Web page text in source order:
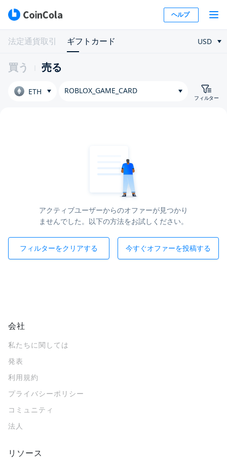
ヘルプ
法定通貨取引 ギフトカード USD
買う 売る
ETH ROBLOX_GAME_CARD
フィルター
アクティブユーザーからのオファーが見つかり
ませんでした。以下の方法をお試しください。
フィルターをクリアする 今すぐオファーを投稿する
会社
私たちに関しては
発表
利用規約
プライバシーポリシー
コミュニティ
法人
リソース